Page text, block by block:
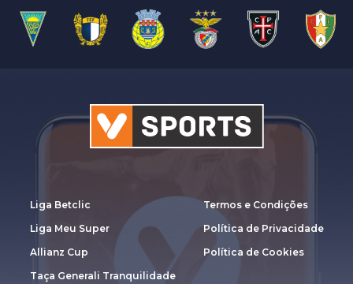
Liga Betclic
Liga Meu Super
Allianz Cup
Taça Generali Tranquilidade
Termos e Condições
Política de Privacidade
Política de Cookies